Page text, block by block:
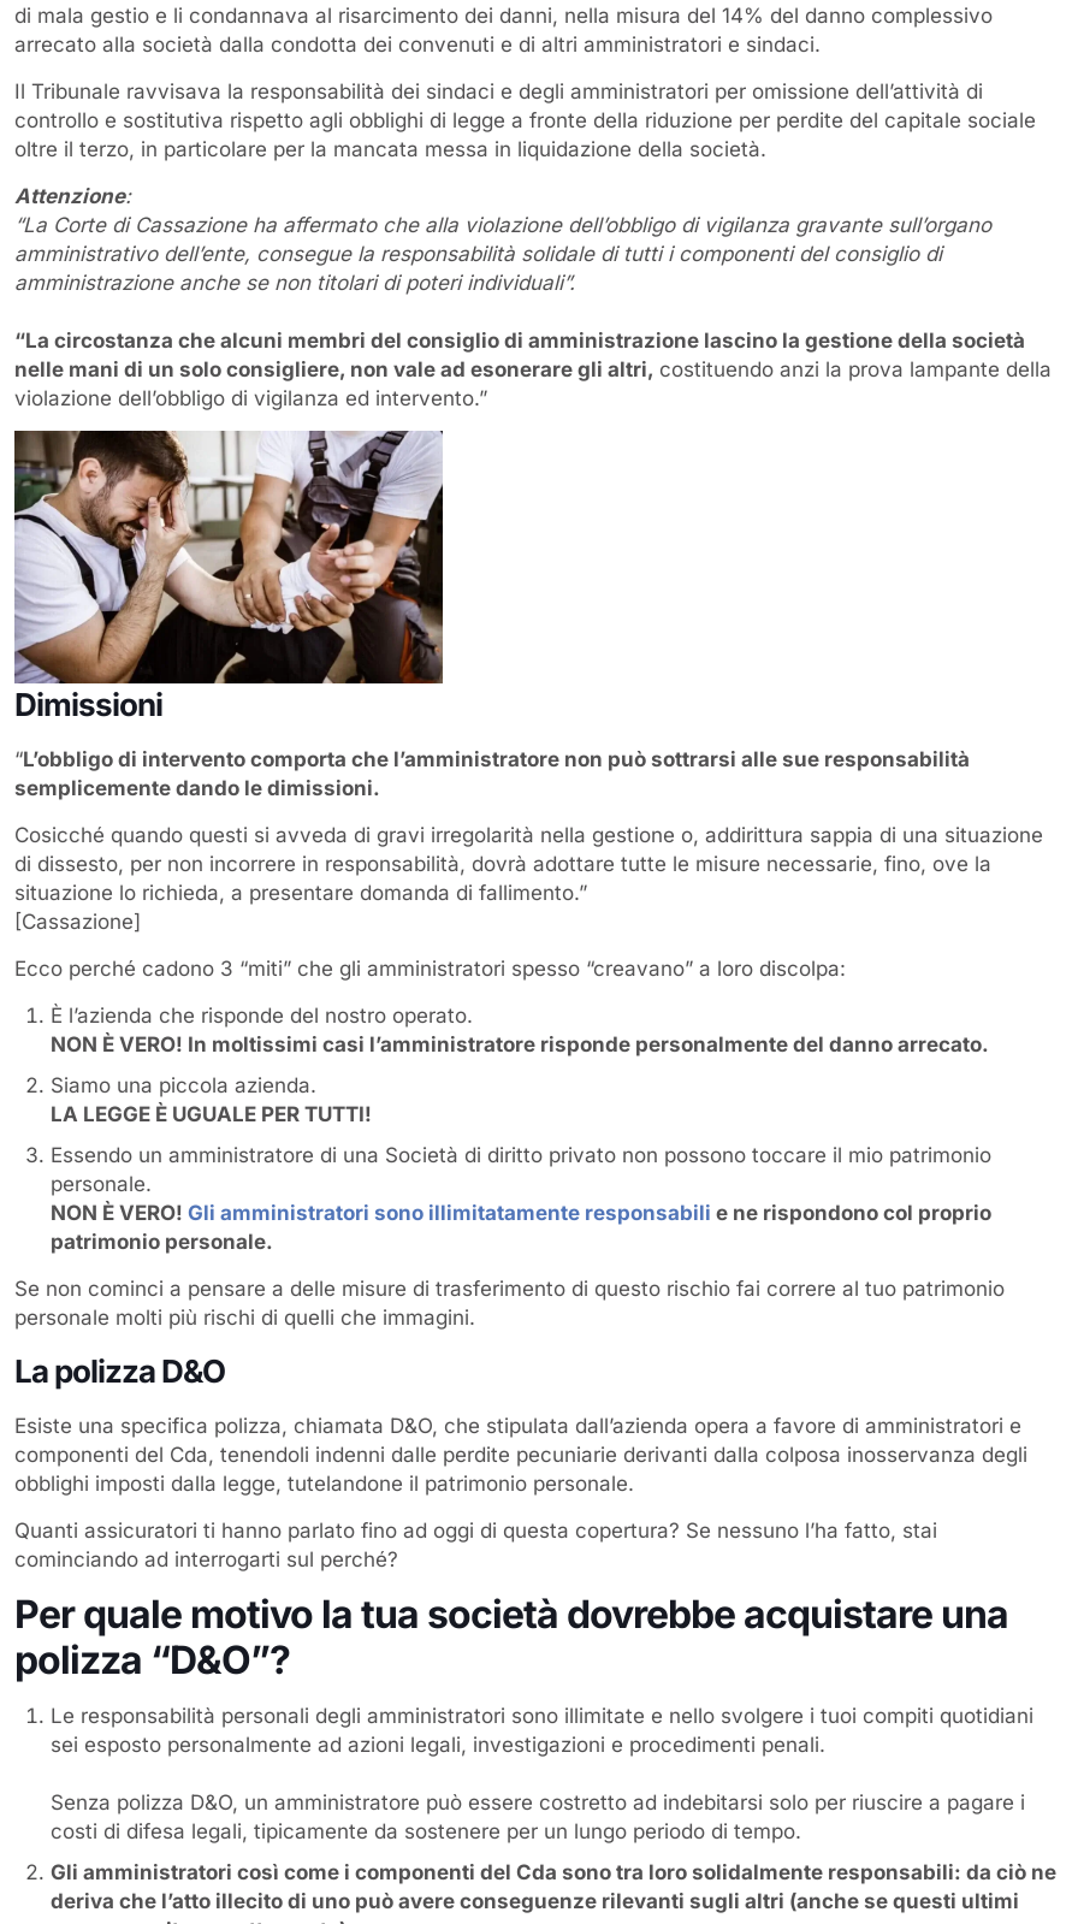
di mala gestio e li condannava al risarcimento dei danni, nella misura del 14% del danno complessivo
arrecato alla società dalla condotta dei convenuti e di altri amministratori e sindaci.
Il Tribunale ravvisava la responsabilità dei sindaci e degli amministratori per omissione dell’attività di
controllo e sostitutiva rispetto agli obblighi di legge a fronte della riduzione per perdite del capitale sociale
oltre il terzo, in particolare per la mancata messa in liquidazione della società.
Attenzione:
“La Corte di Cassazione ha affermato che alla violazione dell’obbligo di vigilanza gravante sull’organo
amministrativo dell’ente, consegue la responsabilità solidale di tutti i componenti del consiglio di
amministrazione anche se non titolari di poteri individuali”.
“La circostanza che alcuni membri del consiglio di amministrazione lascino la gestione della società
nelle mani di un solo consigliere, non vale ad esonerare gli altri, costituendo anzi la prova lampante della
violazione dell’obbligo di vigilanza ed intervento.”
Dimissioni
“L’obbligo di intervento comporta che l’amministratore non può sottrarsi alle sue responsabilità
semplicemente dando le dimissioni.
Cosicché quando questi si avveda di gravi irregolarità nella gestione o, addirittura sappia di una situazione
di dissesto, per non incorrere in responsabilità, dovrà adottare tutte le misure necessarie, fino, ove la
situazione lo richieda, a presentare domanda di fallimento.”
[Cassazione]
Ecco perché cadono 3 “miti” che gli amministratori spesso “creavano” a loro discolpa:
È l’azienda che risponde del nostro operato.
NON È VERO! In moltissimi casi l’amministratore risponde personalmente del danno arrecato.
Siamo una piccola azienda.
LA LEGGE È UGUALE PER TUTTI!
Essendo un amministratore di una Società di diritto privato non possono toccare il mio patrimonio
personale.
NON È VERO! Gli amministratori sono illimitatamente responsabili e ne rispondono col proprio
patrimonio personale.
Se non cominci a pensare a delle misure di trasferimento di questo rischio fai correre al tuo patrimonio
personale molti più rischi di quelli che immagini.
La polizza D&O
Esiste una specifica polizza, chiamata D&O, che stipulata dall’azienda opera a favore di amministratori e
componenti del Cda, tenendoli indenni dalle perdite pecuniarie derivanti dalla colposa inosservanza degli
obblighi imposti dalla legge, tutelandone il patrimonio personale.
Quanti assicuratori ti hanno parlato fino ad oggi di questa copertura? Se nessuno l’ha fatto, stai
cominciando ad interrogarti sul perché?
Per quale motivo la tua società dovrebbe acquistare una
polizza “D&O”?
Le responsabilità personali degli amministratori sono illimitate e nello svolgere i tuoi compiti quotidiani
sei esposto personalmente ad azioni legali, investigazioni e procedimenti penali.
Senza polizza D&O, un amministratore può essere costretto ad indebitarsi solo per riuscire a pagare i
costi di difesa legali, tipicamente da sostenere per un lungo periodo di tempo.
Gli amministratori così come i componenti del Cda sono tra loro solidalmente responsabili: da ciò ne
deriva che l’atto illecito di uno può avere conseguenze rilevanti sugli altri (anche se questi ultimi